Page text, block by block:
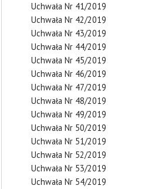
Uchwała Nr 41/2019
Uchwała Nr 42/2019
Uchwała Nr 43/2019
Uchwała Nr 44/2019
Uchwała Nr 45/2019
Uchwała Nr 46/2019
Uchwała Nr 47/2019
Uchwała Nr 48/2019
Uchwała Nr 49/2019
Uchwała Nr 50/2019
Uchwała Nr 51/2019
Uchwała Nr 52/2019
Uchwała Nr 53/2019
Uchwała Nr 54/2019